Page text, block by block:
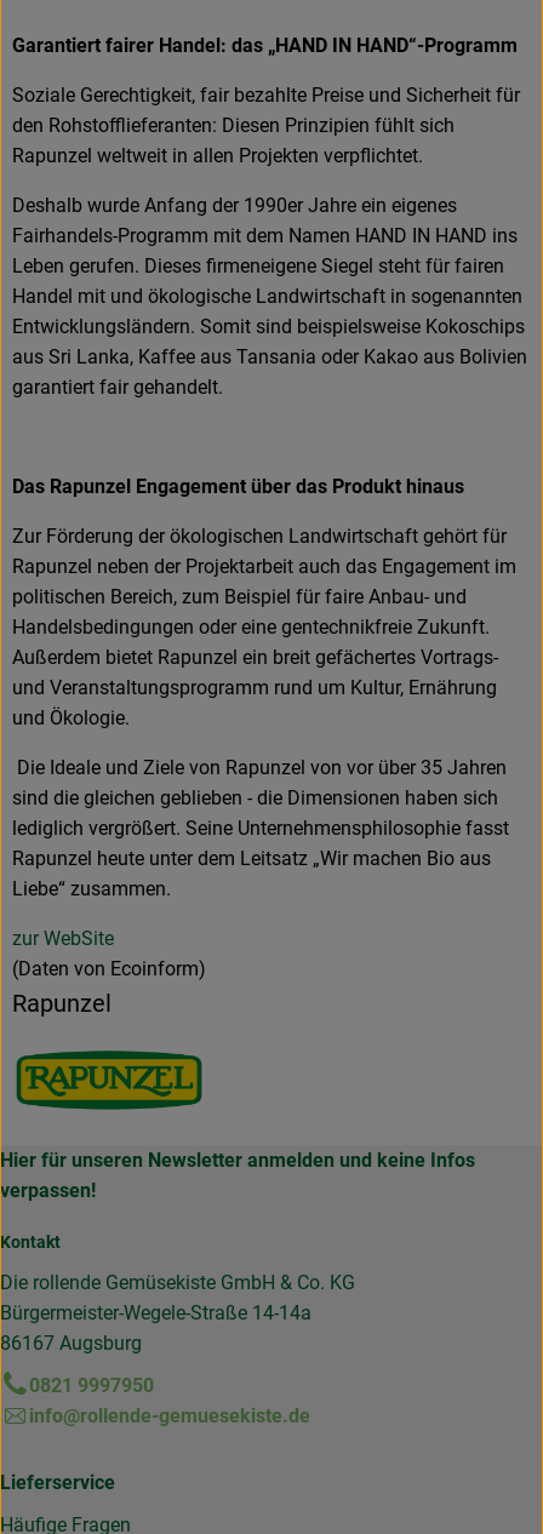
Garantiert fairer Handel: das „HAND IN HAND“-Programm
Soziale Gerechtigkeit, fair bezahlte Preise und Sicherheit für
den Rohstofflieferanten: Diesen Prinzipien fühlt sich
Rapunzel weltweit in allen Projekten verpflichtet.
Deshalb wurde Anfang der 1990er Jahre ein eigenes
Fairhandels-Programm mit dem Namen HAND IN HAND ins
Leben gerufen. Dieses firmeneigene Siegel steht für fairen
Handel mit und ökologische Landwirtschaft in sogenannten
Entwicklungsländern. Somit sind beispielsweise Kokoschips
aus Sri Lanka, Kaffee aus Tansania oder Kakao aus Bolivien
garantiert fair gehandelt.
Das Rapunzel Engagement über das Produkt hinaus
Zur Förderung der ökologischen Landwirtschaft gehört für
Rapunzel neben der Projektarbeit auch das Engagement im
politischen Bereich, zum Beispiel für faire Anbau- und
Handelsbedingungen oder eine gentechnikfreie Zukunft.
Außerdem bietet Rapunzel ein breit gefächertes Vortrags-
und Veranstaltungsprogramm rund um Kultur, Ernährung
und Ökologie.
Die Ideale und Ziele von Rapunzel von vor über 35 Jahren
sind die gleichen geblieben - die Dimensionen haben sich
lediglich vergrößert. Seine Unternehmensphilosophie fasst
Rapunzel heute unter dem Leitsatz „Wir machen Bio aus
Liebe“ zusammen.
zur WebSite
(Daten von Ecoinform)
Rapunzel
Hier für unseren Newsletter anmelden und keine Infos
verpassen!
Kontakt
Die rollende Gemüsekiste GmbH & Co. KG
Bürgermeister-Wegele-Straße 14-14a
86167 Augsburg
0821 9997950
info@rollende-gemuesekiste.de
Lieferservice
Häufige Fragen